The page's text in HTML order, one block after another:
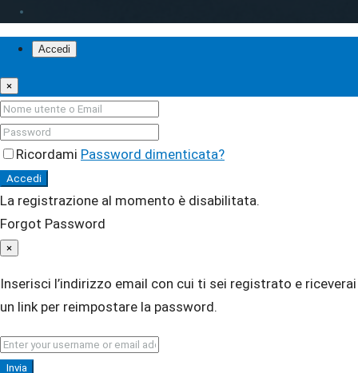
Accedi
×
Ricordami Password dimenticata?
Accedi
La registrazione al momento è disabilitata.
Forgot Password
×
Inserisci l’indirizzo email con cui ti sei registrato e riceverai
un link per reimpostare la password.
Invia